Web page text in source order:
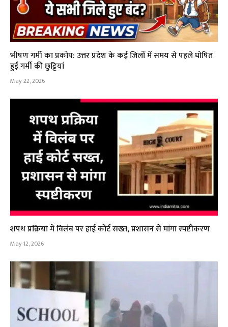
भीषण गर्मी का प्रकोप: उत्तर प्रदेश के कई जिलों में समय से पहले घोषित
हुईं गर्मी की छुट्टियां
May 22, 2026
शपथ प्रक्रिया में विलंब पर हाई कोर्ट सख्त, प्रशासन से मांगा स्पष्टीकरण
May 12, 2026